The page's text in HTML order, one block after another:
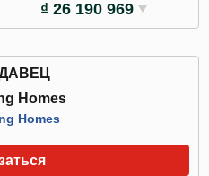
₫ 26 190 969
Homes
Homes